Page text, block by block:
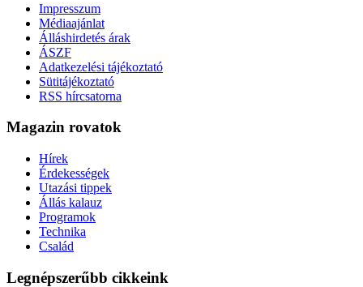
Impresszum
Médiaajánlat
Álláshirdetés árak
ÁSZF
Adatkezelési tájékoztató
Sütitájékoztató
RSS hírcsatorna
Magazin rovatok
Hírek
Érdekességek
Utazási tippek
Állás kalauz
Programok
Technika
Család
Legnépszerűbb cikkeink